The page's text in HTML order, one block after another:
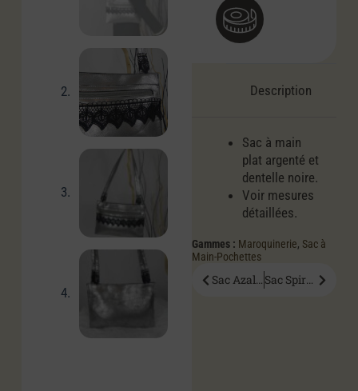
Description
Sac à main
plat argenté et
dentelle noire.
Voir mesures
détaillées.
Gammes : Maroquinerie, Sac à
Main-Pochettes
Sac Azalée Sac Spirée